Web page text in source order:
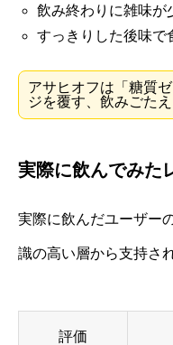
飲み終わりに雑味が
すっきりした後味で
アサヒオフは「糖質
ジを覆す、飲みごた
実際に飲んでみた
実際に飲んだユーザー
識の高い層から支持さ
評価